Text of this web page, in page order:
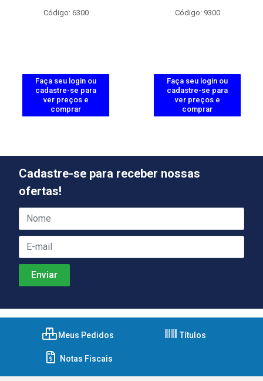
Código: 6300
Faça seu login ou
cadastre-se para
ver preços e
comprar
Código: 9300
Faça seu login ou
cadastre-se para
ver preços e
comprar
Cadastre-se para receber nossas
ofertas!
Meus Pedidos Títulos
Notas Fiscais